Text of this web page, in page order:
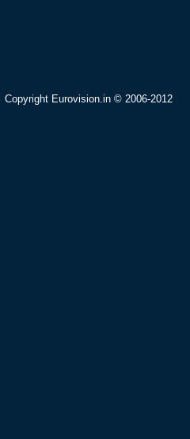
Copyright Eurovision.in © 2006-2012